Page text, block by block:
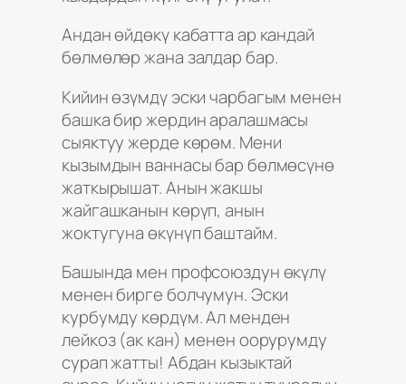
Андан өйдөкү кабатта ар кандай
бөлмөлөр жана залдар бар.
Кийин өзүмдү эски чарбагым менен
башка бир жердин аралашмасы
сыяктуу жерде көрөм. Мени
кызымдын ваннасы бар бөлмөсүнө
жаткырышат. Анын жакшы
жайгашканын көрүп, анын
жоктугуна өкүнүп баштайм.
Башында мен профсоюздун өкүлү
менен бирге болчумун. Эски
курбумду көрдүм. Ал менден
лейкоз (ак кан) менен оорурумду
сурап жатты! Абдан кызыктай